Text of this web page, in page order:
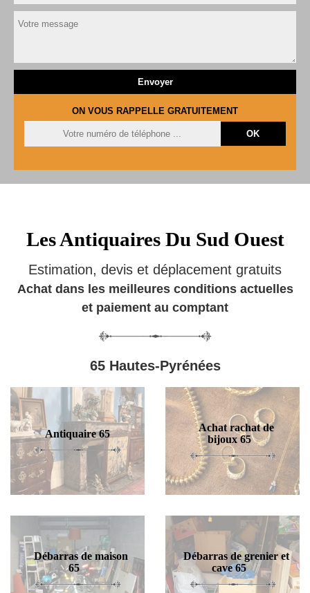
ON VOUS RAPPELLE GRATUITEMENT
Les Antiquaires Du Sud Ouest
Estimation, devis et déplacement gratuits
Achat dans les meilleures conditions actuelles
et paiement au comptant
65 Hautes-Pyrénées
Antiquaire 65
Achat rachat de
bijoux 65
Débarras de maison
65
Débarras de grenier et
cave 65